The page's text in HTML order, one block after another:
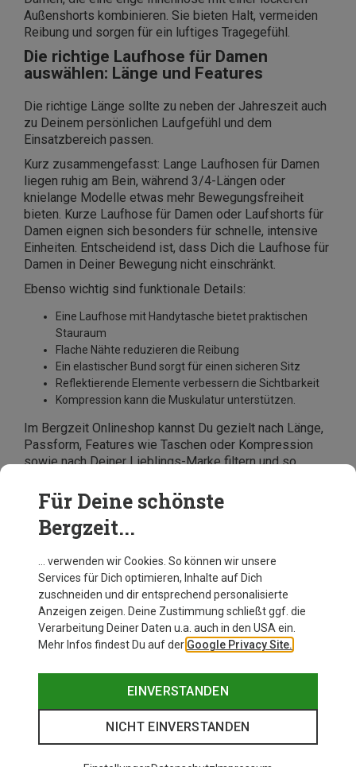
Außenshorts kombinieren. Sie bieten Halt, vermeiden
Reibung und sorgen für ein luftiges Tragegefühl.
Die richtige Laufhose für Damen
auswählen: Länge und Features
Die richtige Länge sollte zu neben der Jahreszeit auch
zu Deinem persönlichen Laufgefühl und dem
Einsatzbereich passen.
Kurz zusammengefasst: Lange Laufhosen für Damen
liegen ruhig am Bein, während 3/4-Längen oder
knielange Modelle etwas mehr Bewegungsfreiheit
bieten. Kurze Laufhose für Damen oder Laufshorts für
Damen eignen sich besonders für schnelle, intensive
Einheiten. Entscheidend ist, dass Dich die Laufhose für
Damen in Deiner Bewegung nicht einschränkt.
Ebenso wichtig sind funktionale Details:
Eine Laufhose mit Handytasche bietet praktischen
Stauraum
Flache Nähte reduzieren die Reibung
Ein elastischer Bund sorgt für einen sicheren Sitz
Reflektierende Elemente verbessern die Sichtbarkeit
Kompression kann die Muskulatur unterstützen.
Im Bergzeit Onlineshop kannst Du gezielt nach Länge,
Passform, Features wie Taschen oder Kompression
sowie nach Deiner Lieblings-Marke filtern und so
Deinen Anforderungen passt.
Für Deine schönste
Bergzeit...
… verwenden wir Cookies. So können wir unsere
Services für Dich optimieren, Inhalte auf Dich
zuschneiden und dir entsprechend personalisierte
Anzeigen zeigen. Deine Zustimmung schließt ggf. die
Verarbeitung Deiner Daten u.a. auch in den USA ein.
Mehr Infos findest Du auf der Google Privacy Site.
EINVERSTANDEN
NICHT EINVERSTANDEN